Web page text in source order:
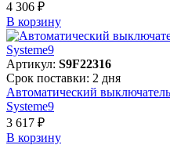
4 306 ₽
В корзинy
Артикул: S9F22316
Срок поставки: 2 дня
Автоматический
Systeme9
3 617 ₽
В корзинy